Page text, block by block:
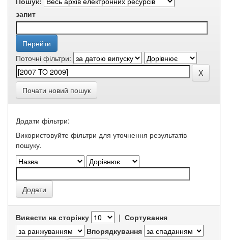
запит
Поточні фільтри:
Почати новий пошук
Додати фільтри:
Використовуйте фільтри для уточнення результатів
пошуку.
Вивести на сторінку | Сортування
Впорядкування